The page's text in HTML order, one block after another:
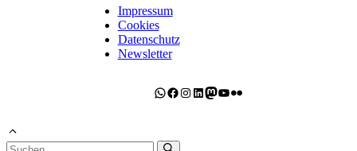
Impressum
Cookies
Datenschutz
Newsletter
WhatsApp
Facebook
Instagram
LinkedIn
Mastodon
YouTube
Flickr
Suchen